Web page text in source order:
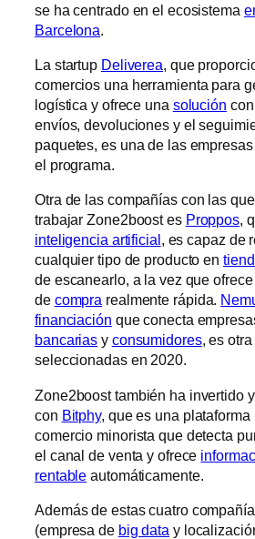
se ha centrado en el ecosistema
Barcelona.
La startup Deliverea, que
comercios una herramienta para
logística y ofrece una solución
envíos, devoluciones y el
paquetes, es una de las
el programa.
Otra de las compañías con las
trabajar Zone2boost es Proppos,
inteligencia artificial, es capaz de
cualquier tipo de producto en
de escanearlo, a la vez que
de compra realmente rápida.
financiación que conecta
bancarias y consumidores, es
seleccionadas en 2020.
Zone2boost también ha invertido
con Bitphy, que es una
comercio minorista que detecta
el canal de venta y ofrece
rentable automáticamente.
Además de estas cuatro
(empresa de big data y